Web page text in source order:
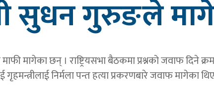
सुधन गुरुङले
मागेका छन् । राष्ट्रियसभा बैठकमा प्रश्नको जवाफ दिने
निर्मला पन्त हत्या प्रकरणबारे जवाफ मागेका